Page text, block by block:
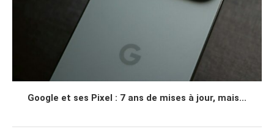
Google et ses Pixel : 7 ans de mises à jour, mais...